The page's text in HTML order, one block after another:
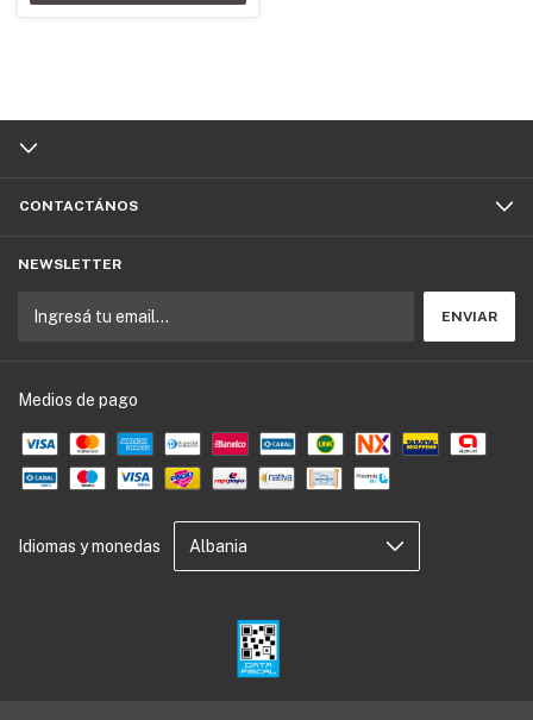
CONTACTÁNOS
NEWSLETTER
Medios de pago
Idiomas y monedas